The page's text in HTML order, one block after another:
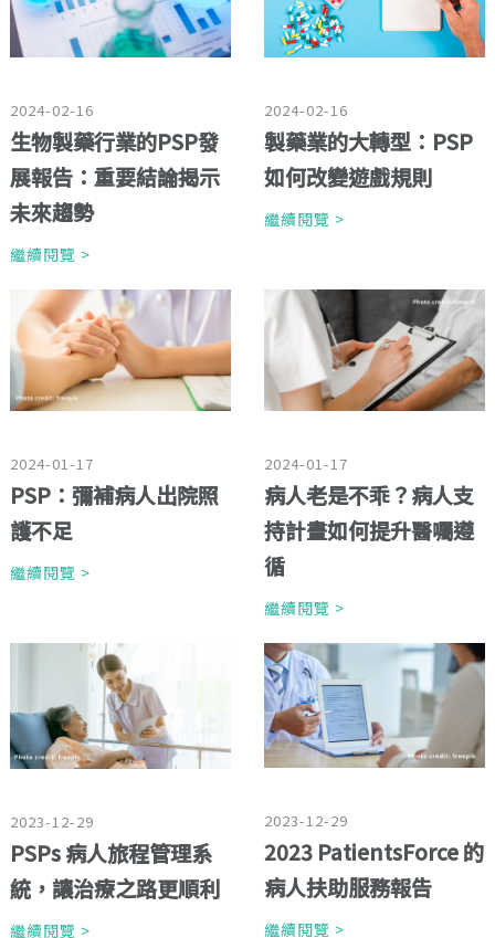
2024-02-16
生物製藥行業的PSP發
展報告：重要結論揭示
未來趨勢
繼續閱覽 >
2024-02-16
製藥業的大轉型：PSP
如何改變遊戲規則
繼續閱覽 >
2024-01-17
PSP：彌補病人出院照
護不足
繼續閱覽 >
2024-01-17
病人老是不乖？病人支
持計畫如何提升醫囑遵
循
繼續閱覽 >
2023-12-29
PSPs 病人旅程管理系
統，讓治療之路更順利
繼續閱覽 >
2023-12-29
2023 PatientsForce 的
病人扶助服務報告
繼續閱覽 >